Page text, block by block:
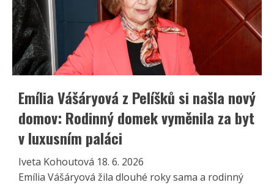
Emília Vášáryová z Pelíšků si našla nový
domov: Rodinný domek vyměnila za byt
v luxusním paláci
Iveta Kohoutová 18. 6. 2026
Emília Vášáryová žila dlouhé roky sama a rodinný